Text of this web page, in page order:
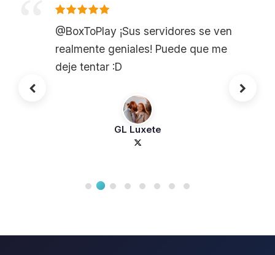
@BoxToPlay ¡Sus servidores se ven
realmente geniales! Puede que me
deje tentar :D
GL Luxete